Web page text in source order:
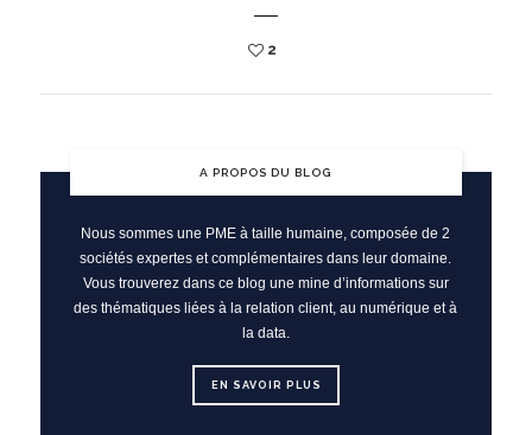
2
A PROPOS DU BLOG
Nous sommes une PME à taille humaine, composée de 2
sociétés expertes et complémentaires dans leur domaine.
Vous trouverez dans ce blog une mine d’informations sur
des thématiques liées à la relation client, au numérique et à
la data.
EN SAVOIR PLUS